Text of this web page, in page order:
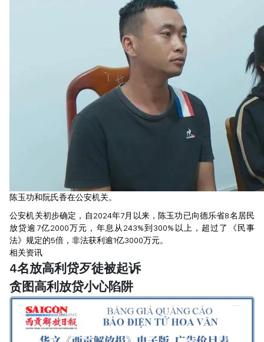
陈玉功和阮氏香在公安机关。
公安机关初步确定，自2024年7月以来，陈玉功已向德乐省8名居民
放贷逾7亿2000万元，年息从243%到300%以上，超过了《民事
法》规定的5倍，非法获利逾1亿3000万元。
相关资讯
4名放高利贷歹徒被起诉
贪图高利放贷小心陷阱